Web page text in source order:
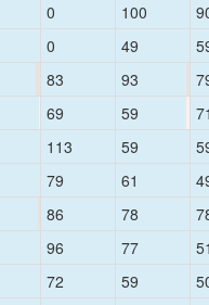
0 100
0 49
83 93
69 59 71
113 59
79 61
86 78
96 77 51
72 59